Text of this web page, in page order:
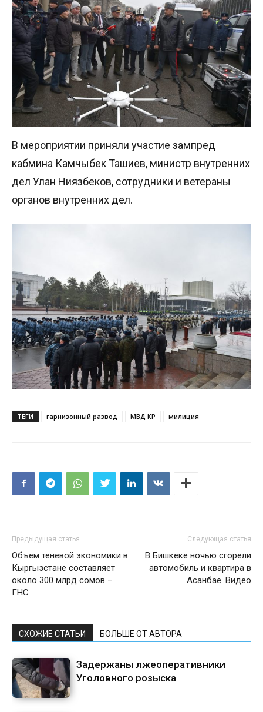
В мероприятии приняли участие зампред
кабмина Камчыбек Ташиев, министр внутренних
дел Улан Ниязбеков, сотрудники и ветераны
органов внутренних дел.
ТЕГИ гарнизонный развод МВД КР милиция
Предыдущая статья
Объем теневой экономики в
Кыргызстане составляет
около 300 млрд сомов –
ГНС
Следующая статья
В Бишкеке ночью сгорели
автомобиль и квартира в
Асанбае. Видео
СХОЖИЕ СТАТЬИ БОЛЬШЕ ОТ АВТОРА
Задержаны лжеоперативники
Уголовного розыска